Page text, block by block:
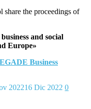
the proceedings of
and social
Europe»
Business
202216 Dic 2022 0